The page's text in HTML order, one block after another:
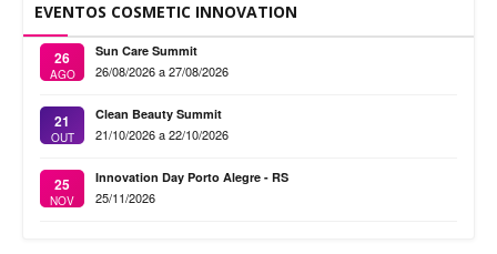
EVENTOS COSMETIC INNOVATION
26
AGO
Sun Care Summit
26/08/2026 a 27/08/2026
21
OUT
Clean Beauty Summit
21/10/2026 a 22/10/2026
25
NOV
Innovation Day Porto Alegre - RS
25/11/2026